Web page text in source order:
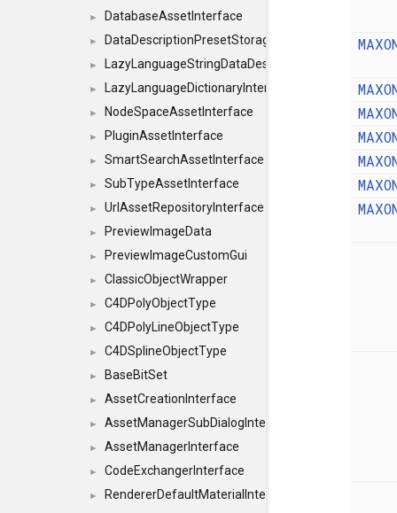
► DatabaseAssetInterface
► DataDescriptionPresetStorageInterface
►
► LazyLanguageDictionaryInterface
► NodeSpaceAssetInterface
► PluginAssetInterface
► SmartSearchAssetInterface
► SubTypeAssetInterface
► UrlAssetRepositoryInterface
► PreviewImageData
► PreviewImageCustomGui
► ClassicObjectWrapper
► C4DPolyObjectType
► C4DPolyLineObjectType
► C4DSplineObjectType
► BaseBitSet
► AssetCreationInterface
► AssetManagerSubDialogInterface
► AssetManagerInterface
► CodeExchangerInterface
►
RendererDefaultMaterialInterface